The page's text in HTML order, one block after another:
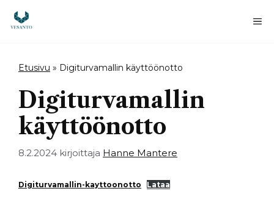
sisältöön
Etusivu » Digiturvamallin käyttöönotto
Digiturvamallin
käyttöönotto
8.2.2024 kirjoittaja Hanne Mantere
Digiturvamallin-kayttoonotto Lataa